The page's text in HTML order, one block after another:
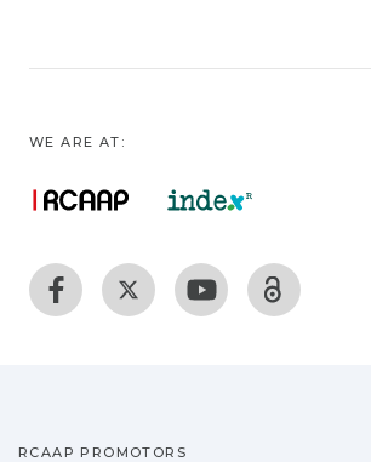
WE ARE AT:
RCAAP PROMOTORS